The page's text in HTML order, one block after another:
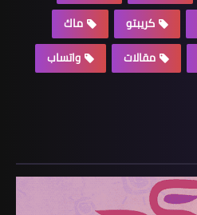
كريبتو
ماك
مقالات
واتساب